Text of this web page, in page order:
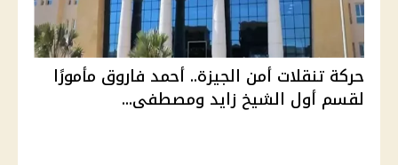
حركة تنقلات أمن الجيزة.. أحمد فاروق مأمورًا
لقسم أول الشيخ زايد ومصطفى...